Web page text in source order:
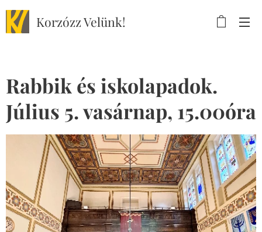
KorzózzVelünk!
Rabbik és iskolapadok.
Július 5. vasárnap, 15.00óra